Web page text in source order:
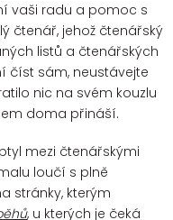
vaši radu a pomoc s
čtenář, jehož čtenářský
listů a čtenářských
číst sám, neustávejte
nic na svém kouzlu
doma přináší.
mezi čtenářskými
loučí s plně
stránky, kterým
, u kterých je čeká